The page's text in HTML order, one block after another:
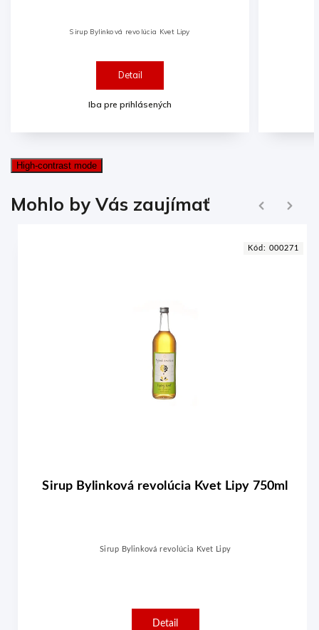
Iba pre prihlásených
Sirup višňa a granátové jablko
High-contrast mode
Mohlo by Vás zaujímať
Sirup Bylinková revolúcia Kvet Lipy 750ml
Detail
Sirup Bylinková revolúcia Kvet Lipy
Kód: 000271